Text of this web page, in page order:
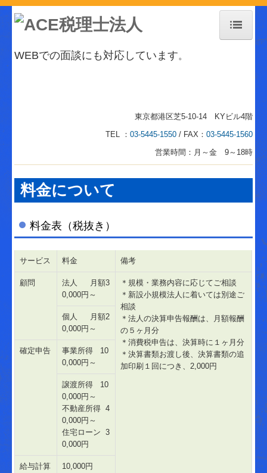
ホーム
経営革新等支援機関とは
業務案内
資金調達支援
経営改善支援
相続・贈与支援
料金について
経営者お役立ち情報
補助金・助成金・融資情報
関与先向け融資商品ご紹介
WEBでの面談にも対応しています。
東京都港区芝5-10-14 KYビル4階
TEL ： 03-5445-1550/ FAX： 03-5445-1560
営業時間：月～金 9～18時
料金について
料金表（税抜き）
サービス 料金 備考
顧問
法人 月額3
0,000円～
＊規模・業務内容に応じてご相談
＊新設小規模法人に着いては別途ご
相談
＊法人の決算申告報酬は、月額報酬
の５ヶ月分
＊消費税申告は、決算時に１ヶ月分
＊決算書類お渡し後、決算書類の追
加印刷１回につき、2,000円
個人 月額2
0,000円～
確定申告
事業所得 10
0,000円～
譲渡所得 10
0,000円～
不動産所得 4
0,000円～
住宅ローン 3
0,000円
給与計算
10,000円